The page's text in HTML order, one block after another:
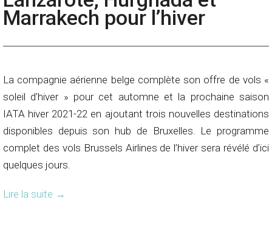
Marrakech pour l’hiver
La compagnie aérienne belge complète son offre de vols «
soleil d’hiver » pour cet automne et la prochaine saison
IATA hiver 2021-22 en ajoutant trois nouvelles destinations
disponibles depuis son hub de Bruxelles. Le programme
complet des vols Brussels Airlines de l’hiver sera révélé d’ici
quelques jours.
Lire la suite →